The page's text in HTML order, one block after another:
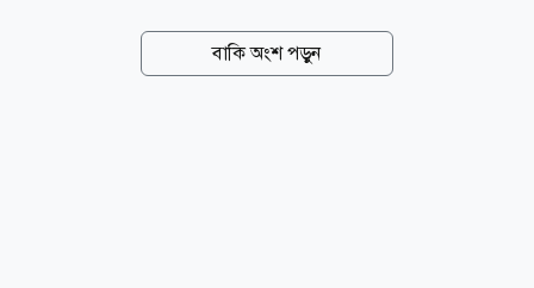
জানিয়েছে, ওমানের কুমজার থেকে প্রায় ৯ নটিক্যাল মাইল
(১৬.৭ কিলোমিটার) দক্ষিণ-পূর্বে এই ঘটনা ঘটে। ঘটনার একটি
বাকি অংশ পড়ুন